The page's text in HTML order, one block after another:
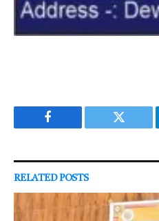
Facebook Twitter
RELATEDPOSTS